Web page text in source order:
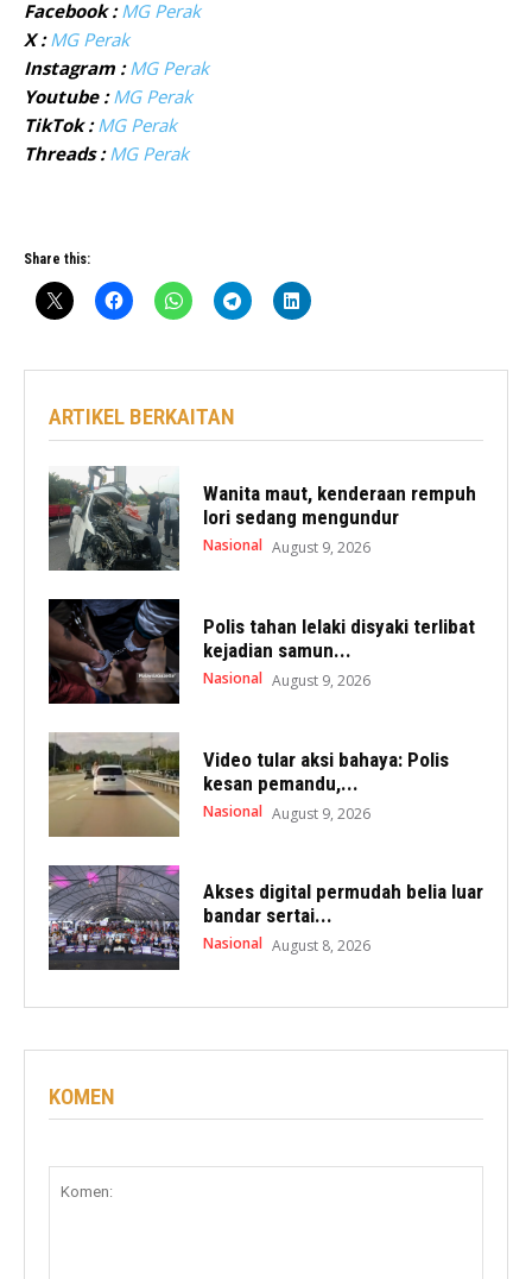
Facebook : MG Perak
X : MG Perak
Instagram : MG Perak
Youtube : MG Perak
TikTok : MG Perak
Threads : MG Perak
Share this:
ARTIKEL BERKAITAN
Wanita maut, kenderaan rempuh
lori sedang mengundur
Nasional August 9, 2026
Polis tahan lelaki disyaki terlibat
kejadian samun...
Nasional August 9, 2026
Video tular aksi bahaya: Polis
kesan pemandu,...
Nasional August 9, 2026
Akses digital permudah belia luar
bandar sertai...
Nasional August 8, 2026
KOMEN